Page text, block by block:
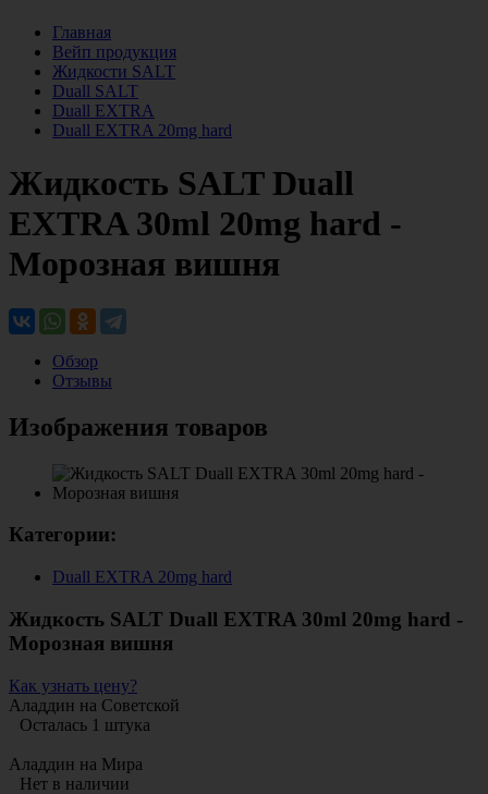
Главная
Вейп продукция
Жидкости SALT
Duall SALT
Duall EXTRA
Duall EXTRA 20mg hard
Жидкость SALT Duall
EXTRA 30ml 20mg hard -
Морозная вишня
Обзор
Отзывы
Изображения товаров
Категории:
Duall EXTRA 20mg hard
Жидкость SALT Duall EXTRA 30ml 20mg hard -
Морозная вишня
Как узнать цену?
Аладдин на Советской
Осталась 1 штука
Аладдин на Мира
Нет в наличии